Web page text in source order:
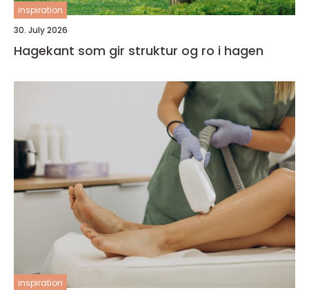
inspiration
30. July 2026
Hagekant som gir struktur og ro i hagen
inspiration